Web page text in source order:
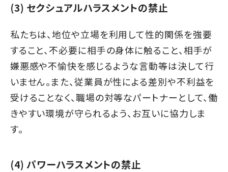
(3) セクシュアルハラスメントの禁止
私たちは、地位や立場を利用して性的関係を強要
すること、不必要に相手の身体に触ること、相手が
嫌悪感や不愉快を感じるような言動等は決して行
いません。また、従業員が性による差別や不利益を
受けることなく、職場の対等なパートナーとして、働
きやすい環境が守られるよう、お互いに協力しま
す。
(4) パワーハラスメントの禁止